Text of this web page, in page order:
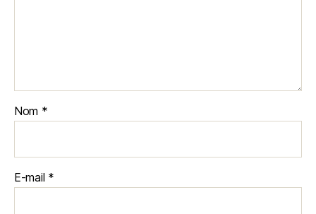
Nom *
E-mail *